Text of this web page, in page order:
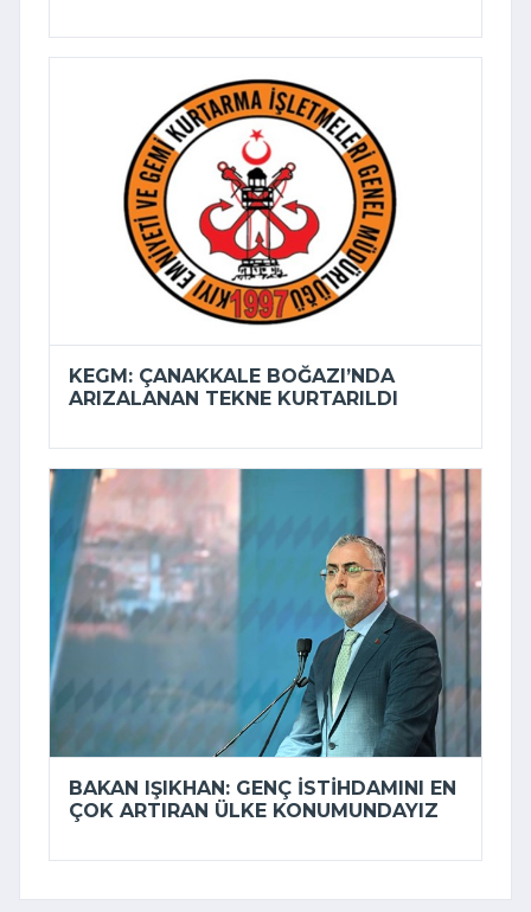
KEGM: ÇANAKKALE BOĞAZI’NDA
ARIZALANAN TEKNE KURTARILDI
BAKAN IŞIKHAN: GENÇ ISTIHDAMINI EN
ÇOK ARTIRAN ÜLKE KONUMUNDAYIZ